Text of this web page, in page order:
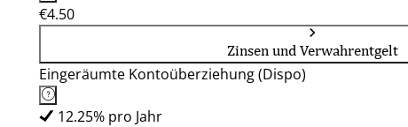
€4.50
Zinsen und Verwahrentgelt
Eingeräumte Kontoüberziehung (Dispo)
12.25% pro Jahr